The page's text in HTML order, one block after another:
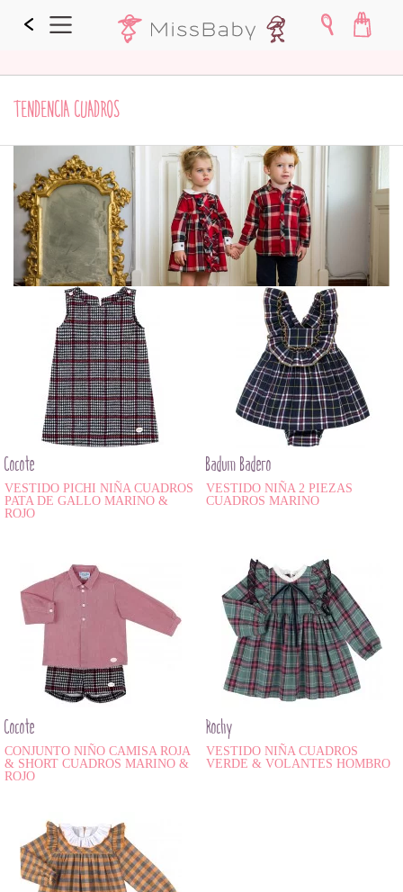
TENDENCIA CUADROS
Cocote
VESTIDO PICHI NIÑA CUADROS
PATA DE GALLO MARINO &
ROJO
Badum Badero
VESTIDO NIÑA 2 PIEZAS
CUADROS MARINO
Cocote
CONJUNTO NIÑO CAMISA ROJA
& SHORT CUADROS MARINO &
ROJO
Rochy
VESTIDO NIÑA CUADROS
VERDE & VOLANTES HOMBRO